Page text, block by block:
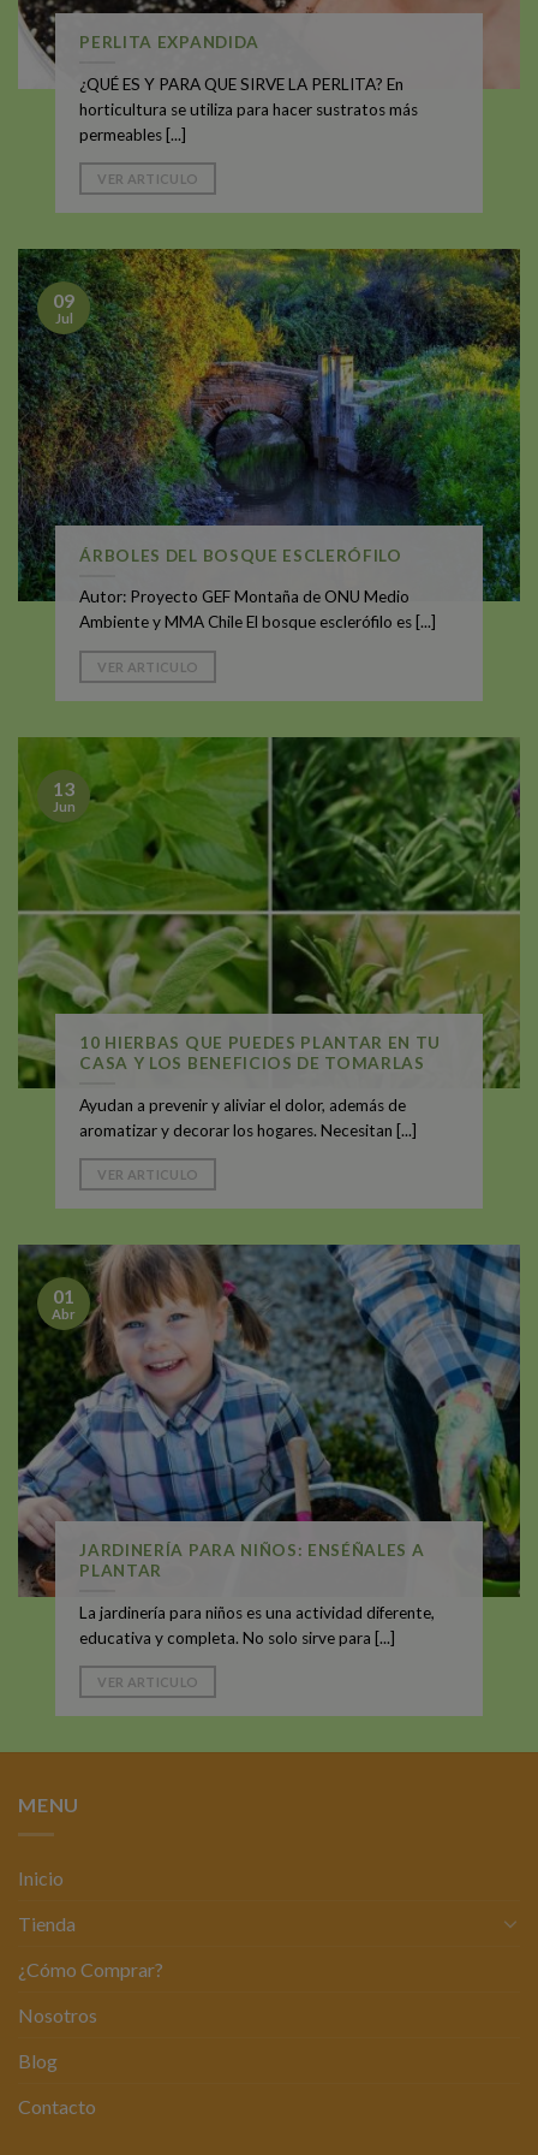
PERLITA EXPANDIDA
¿QUÉ ES Y PARA QUE SIRVE LA PERLITA? En
horticultura se utiliza para hacer sustratos más
permeables [...]
VER ARTICULO
ÁRBOLES DEL BOSQUE ESCLERÓFILO
Autor: Proyecto GEF Montaña de ONU Medio
Ambiente y MMA Chile El bosque esclerófilo es [...]
VER ARTICULO
09
Jul
10 HIERBAS QUE PUEDES PLANTAR EN TU
CASA Y LOS BENEFICIOS DE TOMARLAS
Ayudan a prevenir y aliviar el dolor, además de
aromatizar y decorar los hogares. Necesitan [...]
VER ARTICULO
13
Jun
JARDINERÍA PARA NIÑOS: ENSÉÑALES A
PLANTAR
La jardinería para niños es una actividad diferente,
educativa y completa. No solo sirve para [...]
VER ARTICULO
01
Abr
MENU
Inicio
Tienda
¿Cómo Comprar?
Nosotros
Blog
Contacto